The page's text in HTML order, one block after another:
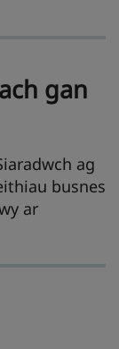
gan
ag
busnes
ar